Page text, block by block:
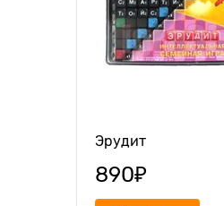
Эрудит
890₽